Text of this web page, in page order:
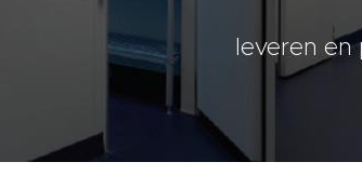
leveren en